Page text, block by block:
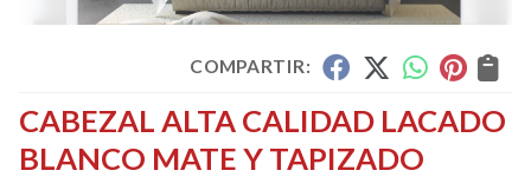
COMPARTIR:
CABEZAL ALTA CALIDAD LACADO
BLANCO MATE Y TAPIZADO